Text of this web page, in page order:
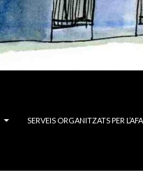
SERVEIS ORGANITZATS PER L’AFA